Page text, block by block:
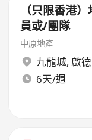
（只限香港
員或/團隊
中原地產
九龍城, 啟德
6天/週